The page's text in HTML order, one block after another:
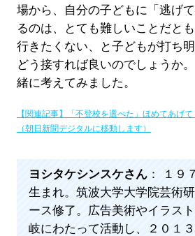
場から、自分の子どもに「逃げ
るのは、とても難しいことだと
行きたくない、と子どもが打ち明
どう接すれば良いのでしょうか
緒に考えてみました。
【関連記事】「不登校を選べた」ほめてあげ
（朝日新聞デジタルに移動します）
ヨシタケシンスケさん： １９
生まれ。筑波大学大学院芸術
ース修了。広告美術やイラス
岐にわたって活動し、２０１